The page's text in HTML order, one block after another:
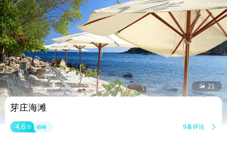
 21
芽庄海滩
4.6 分 很棒 9条评论 
